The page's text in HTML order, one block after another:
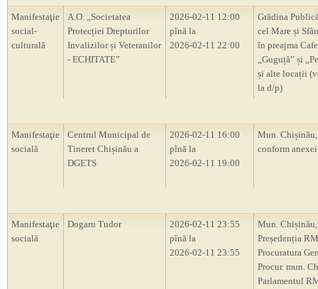
Manifestaţie
social-
culturală
A.O. „Societatea
Protecției Drepturilor
Invalizilor și Veteranilor
- ECHITATE”
2026-02-11 12:00
pînă la
2026-02-11 22:00
Grădina
cel Mare și
în preajma
„Guguță” și
și alte locații
la d/p)
Manifestaţie
socială
Centrul Municipal de
Tineret Chișinău a
DGETS
2026-02-11 16:00
pînă la
2026-02-11 19:00
Mun.
conform anexei
Manifestaţie
socială
Dogaru Tudor
2026-02-11 23:55
pînă la
2026-02-11 23:55
Mun. Chișinău,
Președenția
Procuratura
Procur. mun.
Parlamentul